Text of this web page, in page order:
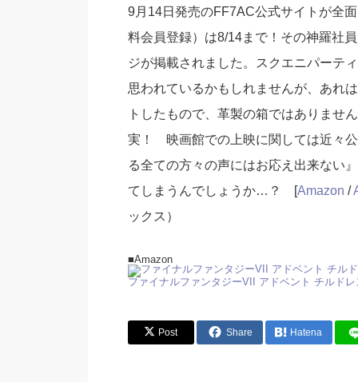
9月14日発売のFF7AC公式サイトが全
料会員登録）は8/14まで！その神羅社
ジが掲載されました。スクエニパーテ
思われているかもしれませんが、あれ
トしたもので、革製の箱ではありませ
実！ 映画館での上映に関しては近々
る全ての方々の声にはお応え出来ない
てしまうんでしょうか…？ [Amazon /
ックス）
■Amazon
ファイナルファンタジーVII アドベント チルド
Post Share Hatena